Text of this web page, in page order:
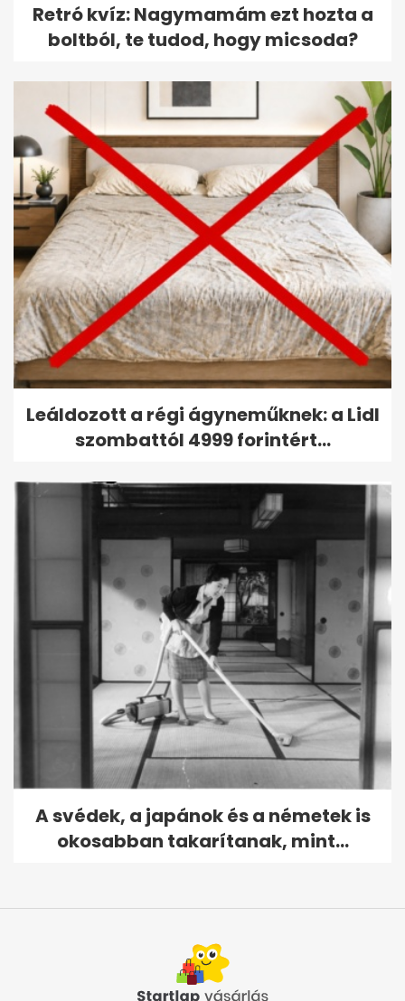
Retró kvíz: Nagymamám ezt hozta a
boltból, te tudod, hogy micsoda?
Leáldozott a régi ágyneműknek: a Lidl
szombattól 4999 forintért...
A svédek, a japánok és a németek is
okosabban takarítanak, mint...